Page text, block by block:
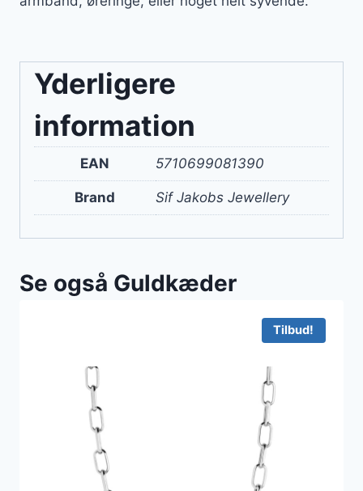
Yderligere
information
EAN 5710699081390
Brand Sif Jakobs Jewellery
Se også Guldkæder
Tilbud!